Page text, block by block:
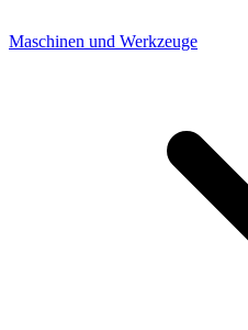
Maschinen und Werkzeuge